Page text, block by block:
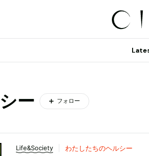
ー フォロー
Life&Society わたしたちのヘルシー